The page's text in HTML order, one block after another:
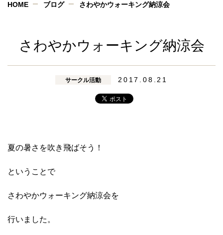
HOME ブログ さわやかウォーキング納涼会
さわやかウォーキング納涼会
サークル活動 2017.08.21
夏の暑さを吹き飛ばそう！
ということで
さわやかウォーキング納涼会を
行いました。